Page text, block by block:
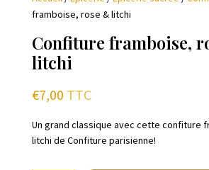
framboise, rose & litchi
Confiture framboise,
litchi
€7,00 TTC
Un grand classique avec cette confiture
litchi de Confiture parisienne!